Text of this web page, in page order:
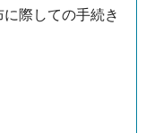
際しての手続き